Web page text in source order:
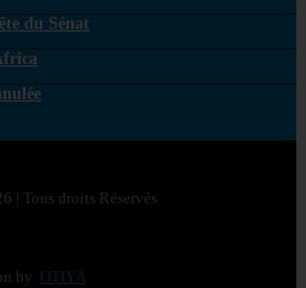
du Sénat
| Tous droits Réservés
by OTIYA